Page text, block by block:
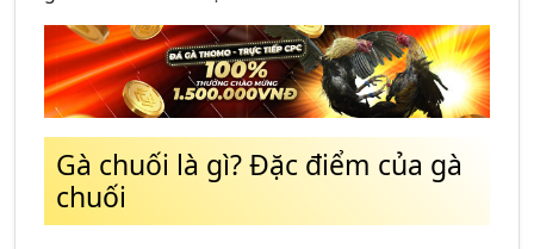
Gà chuối là gì? Đặc điểm của gà
chuối